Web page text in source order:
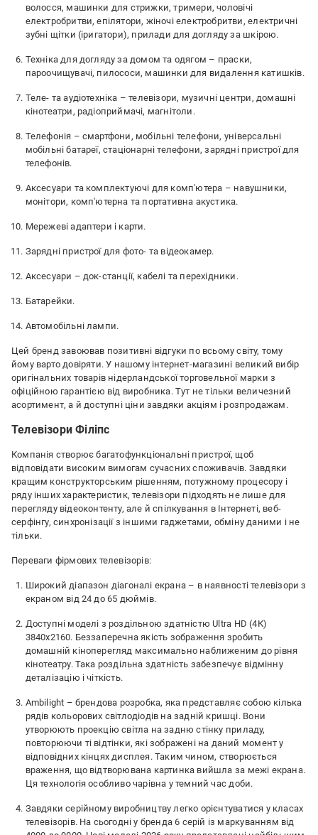
волосся, машинки для стрижки, тримери, чоловічі
електробритви, епілятори, жіночі електробритви, електричні
зубні щітки (іригатори), прилади для догляду за шкірою.
Техніка для догляду за домом та одягом – праски,
пароочищувачі, пилососи, машинки для видалення катишків.
Теле- та аудіотехніка – телевізори, музичні центри, домашні
кінотеатри, радіоприймачі, магнітоли.
Телефонія – смартфони, мобільні телефони, універсальні
мобільні батареї, стаціонарні телефони, зарядні пристрої для
телефонів.
Аксесуари та комплектуючі для комп'ютера – навушники,
монітори, комп'ютерна та портативна акустика.
Мережеві адаптери і карти.
Зарядні пристрої для фото- та відеокамер.
Аксесуари – док-станції, кабелі та перехідники.
Батарейки.
Автомобільні лампи.
Цей бренд завоював позитивні відгуки по всьому світу, тому
йому варто довіряти. У нашому інтернет-магазині великий вибір
оригінальних товарів нідерландської торговельної марки з
офіційною гарантією від виробника. Тут не тільки величезний
асортимент, а й доступні ціни завдяки акціям і розпродажам.
Телевізори Філіпс
Компанія створює багатофункціональні пристрої, щоб
відповідати високим вимогам сучасних споживачів. Завдяки
кращим конструкторським рішенням, потужному процесору і
ряду інших характеристик, телевізори підходять не лише для
перегляду відеоконтенту, але й спілкування в Інтернеті, веб-
серфінгу, синхронізації з іншими гаджетами, обміну даними і не
тільки.
Переваги фірмових телевізорів:
Широкий діапазон діагоналі екрана – в наявності телевізори з
екраном від 24 до 65 дюймів.
Доступні моделі з роздільною здатністю Ultra HD (4К)
3840х2160. Беззаперечна якість зображення зробить
домашній кіноперегляд максимально наближеним до рівня
кінотеатру. Така роздільна здатність забезпечує відмінну
деталізацію і чіткість.
Ambilight – брендова розробка, яка представляє собою кілька
рядів кольорових світлодіодів на задній кришці. Вони
утворюють проекцію світла на задню стінку приладу,
повторюючи ті відтінки, які зображені на даний момент у
відповідних кінцях дисплея. Таким чином, створюється
враження, що відтворювана картинка вийшла за межі екрана.
Ця технологія особливо чарівна у темний час доби.
Завдяки серійному виробництву легко орієнтуватися у класах
телевізорів. На сьогодні у бренда 6 серій із маркуванням від